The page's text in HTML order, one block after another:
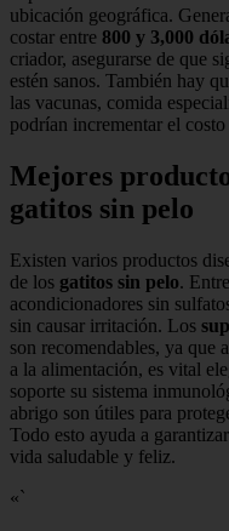
ubicación geográfica.
costar entre 800 y 3,000
criador, asegurarse de que
estén sanos. También hay
las vacunas, comida
podrían incrementar el
Mejores
gatitos sin pelo
Existen varios productos
de los gatitos sin pelo.
acondicionadores sin
sin causar irritación. Los
son recomendables, ya que
a la alimentación, es vital
soporte su sistema
abrigo son útiles para
Todo esto ayuda a
vida saludable y feliz.
«`